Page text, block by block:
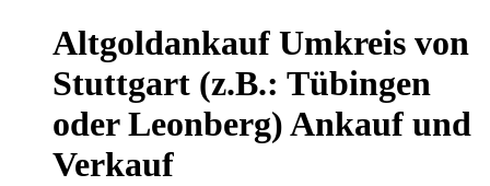
Altgoldankauf Umkreis von
Stuttgart (z.B.: Tübingen
oder Leonberg) Ankauf und
Verkauf